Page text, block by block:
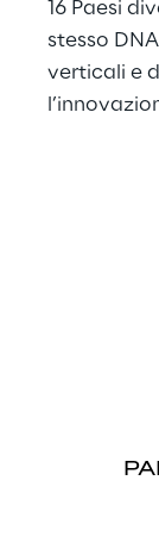
16 Paesi
stesso
verticali e